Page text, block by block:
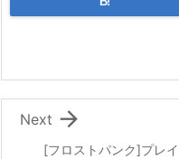
[フロストパンク]プレ

Next